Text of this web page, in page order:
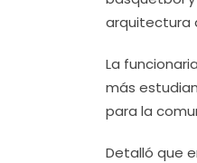
arquitectura
La
más
para la
Detalló que